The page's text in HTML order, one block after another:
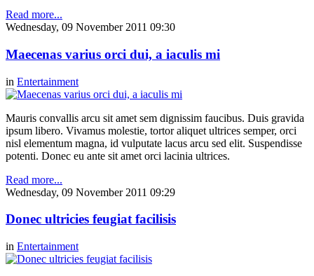
Read more...
Wednesday, 09 November 2011 09:30
Maecenas varius orci dui, a iaculis mi
in Entertainment
Mauris convallis arcu sit amet sem dignissim faucibus. Duis gravida
ipsum libero. Vivamus molestie, tortor aliquet ultrices semper, orci
nisl elementum magna, id vulputate lacus arcu sed elit. Suspendisse
potenti. Donec eu ante sit amet orci lacinia ultrices.
Read more...
Wednesday, 09 November 2011 09:29
Donec ultricies feugiat facilisis
in Entertainment